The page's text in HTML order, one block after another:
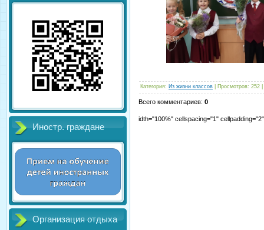
Иностр. граждане
Организация отдыха
Категория: Из жизни классов Просмотров: 252
Всего комментариев: 0
idth="100%" cellspacing="1"